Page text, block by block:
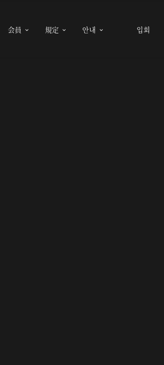
会員  規定  안내  입회